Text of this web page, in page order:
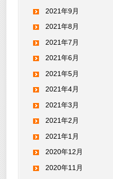
2021年9月
2021年8月
2021年7月
2021年6月
2021年5月
2021年4月
2021年3月
2021年2月
2021年1月
2020年12月
2020年11月